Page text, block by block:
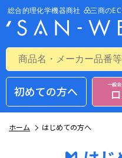
初めての方へ 一般
ホーム はじめての方へ